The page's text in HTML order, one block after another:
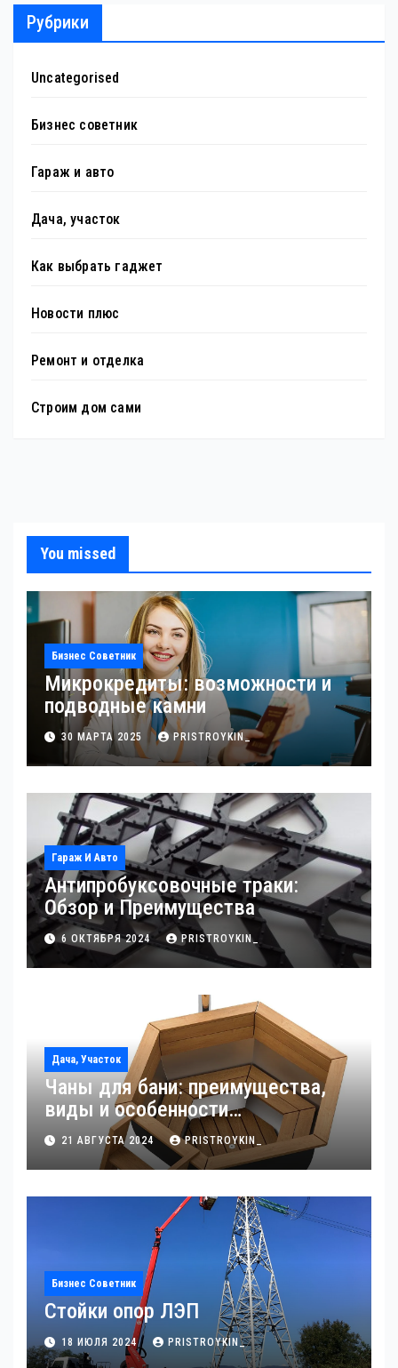
Рубрики
Uncategorised
Бизнес советник
Гараж и авто
Дача, участок
Как выбрать гаджет
Новости плюс
Ремонт и отделка
Строим дом сами
You missed
Бизнес Советник
Микрокредиты: возможности и
подводные камни
30 МАРТА 2025 PRISTROYKIN_
Гараж И Авто
Антипробуксовочные траки:
Обзор и Преимущества
6 ОКТЯБРЯ 2024 PRISTROYKIN_
Дача, Участок
Чаны для бани: преимущества,
виды и особенности
использования
21 АВГУСТА 2024 PRISTROYKIN_
Бизнес Советник
Стойки опор ЛЭП
18 ИЮЛЯ 2024 PRISTROYKIN_